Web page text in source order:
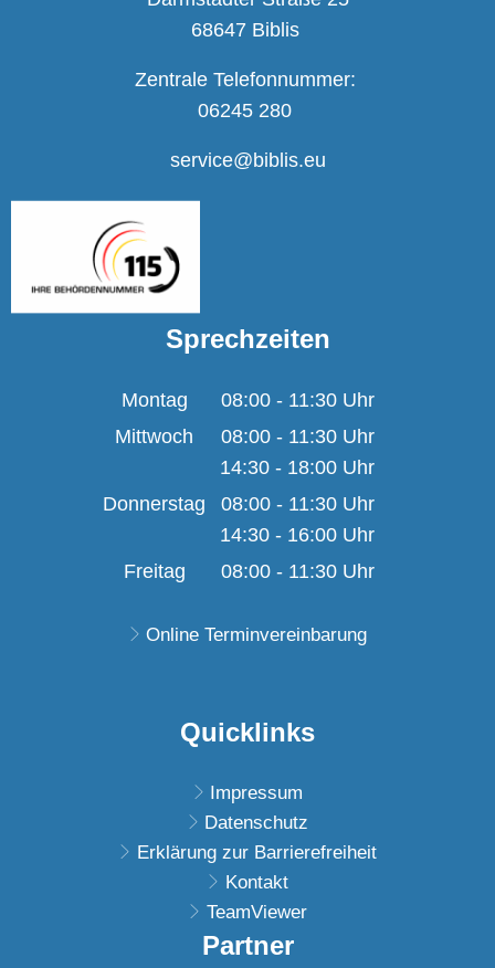
68647 Biblis
Zentrale Telefonnummer:
06245 280
service@biblis.eu
Sprechzeiten
Montag 08:00- 11:30Uhr
Von 08:00 bis 11:30
Mittwoch 08:00- 11:30Uhr
Von 08:00 bis 11:30
14:30 - 18:00 Uhr
Von 14:30 bis 18:00
Donnerstag 08:00- 11:30Uhr
Von 08:00 bis 11:30
14:30 - 16:00 Uhr
Von 14:30 bis 16:00
Freitag 08:00- 11:30Uhr
Online Terminvereinbarung
Quicklinks
Impressum
Datenschutz
Erklärung zur Barrierefreiheit
Kontakt
TeamViewer
Partner